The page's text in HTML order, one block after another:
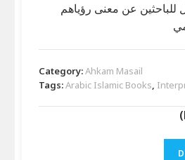
للباحثين عن معنى رؤياهم
Category:Ahkam Masail
Tags:Arabic Islamic Books,